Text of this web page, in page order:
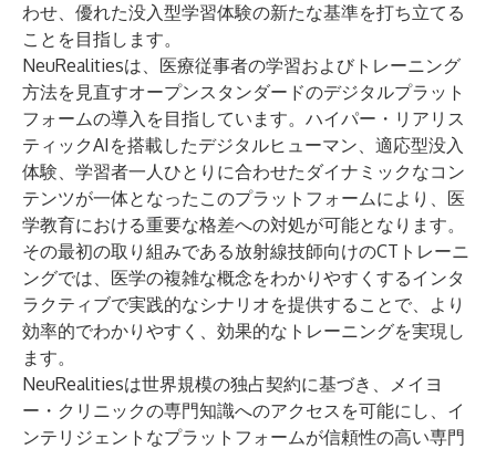
わせ、優れた没入型学習体験の新たな基準を打ち立てる
ことを目指します。
NeuRealitiesは、医療従事者の学習およびトレーニング
方法を見直すオープンスタンダードのデジタルプラット
フォームの導入を目指しています。ハイパー・リアリス
ティックAIを搭載したデジタルヒューマン、適応型没入
体験、学習者一人ひとりに合わせたダイナミックなコン
テンツが一体となったこのプラットフォームにより、医
学教育における重要な格差への対処が可能となります。
その最初の取り組みである放射線技師向けのCTトレーニ
ングでは、医学の複雑な概念をわかりやすくするインタ
ラクティブで実践的なシナリオを提供することで、より
効率的でわかりやすく、効果的なトレーニングを実現し
ます。
NeuRealitiesは世界規模の独占契約に基づき、メイヨ
ー・クリニックの専門知識へのアクセスを可能にし、イ
ンテリジェントなプラットフォームが信頼性の高い専門